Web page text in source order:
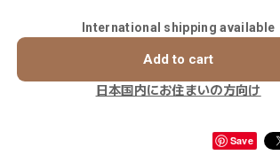
International shipping available
Add to cart
日本国内にお住まいの方向け
Save